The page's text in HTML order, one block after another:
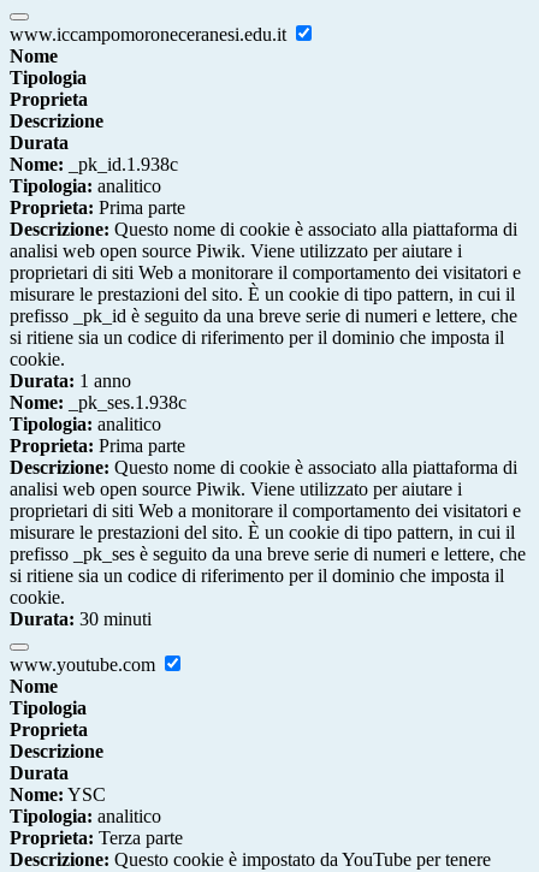
www.iccampomoroneceranesi.edu.it
Nome
Tipologia
Proprieta
Descrizione
Durata
Nome: _pk_id.1.938c
Tipologia: analitico
Proprieta: Prima parte
Descrizione: Questo nome di cookie è associato alla piattaforma di
analisi web open source Piwik. Viene utilizzato per aiutare i
proprietari di siti Web a monitorare il comportamento dei visitatori e
misurare le prestazioni del sito. È un cookie di tipo pattern, in cui il
prefisso _pk_id è seguito da una breve serie di numeri e lettere, che
si ritiene sia un codice di riferimento per il dominio che imposta il
cookie.
Durata: 1 anno
Nome: _pk_ses.1.938c
Tipologia: analitico
Proprieta: Prima parte
Descrizione: Questo nome di cookie è associato alla piattaforma di
analisi web open source Piwik. Viene utilizzato per aiutare i
proprietari di siti Web a monitorare il comportamento dei visitatori e
misurare le prestazioni del sito. È un cookie di tipo pattern, in cui il
prefisso _pk_ses è seguito da una breve serie di numeri e lettere, che
si ritiene sia un codice di riferimento per il dominio che imposta il
cookie.
Durata: 30 minuti
www.youtube.com
Nome
Tipologia
Proprieta
Descrizione
Durata
Nome: YSC
Tipologia: analitico
Proprieta: Terza parte
Descrizione: Questo cookie è impostato da YouTube per tenere